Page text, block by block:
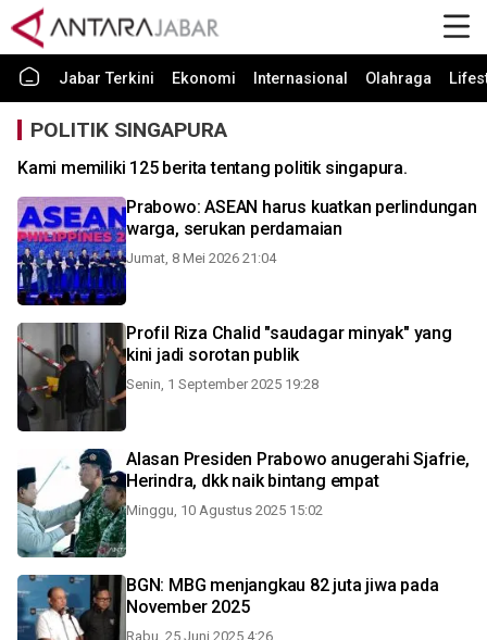
Jabar Terkini Ekonomi Internasional Olahraga
POLITIK SINGAPURA
Kami memiliki 125 berita tentang politik singapura.
Prabowo: ASEAN harus kuatkan perlindungan
warga, serukan perdamaian
Jumat, 8 Mei 2026 21:04
Profil Riza Chalid "saudagar minyak" yang
kini jadi sorotan publik
Senin, 1 September 2025 19:28
Alasan Presiden Prabowo anugerahi Sjafrie,
Herindra, dkk naik bintang empat
Minggu, 10 Agustus 2025 15:02
BGN: MBG menjangkau 82 juta jiwa pada
November 2025
Rabu, 25 Juni 2025 4:26